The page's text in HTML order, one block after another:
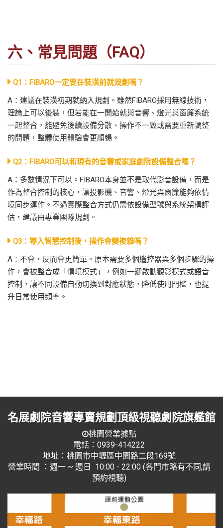
六、常見問題（FAQ）
Q1：FIBARO一定要在裝潢前就規劃嗎？
A：建議在裝潢初期就納入規劃。雖然FIBARO採用無線技術，
理論上可以後裝，但若能在一開始就與音響、燈光與窗簾系統
一起整合，能避免後續設備分散、操作不一致或需要重新調整
的問題，整體使用體驗會更順暢。
Q2：FIBARO可以和現有的音響或家庭劇院設備整合嗎？
A：多數情況下可以。FIBARO本身並不是取代影音設備，而是
作為整合控制的核心，讓投影機、音響、燈光與窗簾能夠依情
境同步運作。不過實際整合方式仍需依設備型號與系統架構評
估，建議由專業團隊規劃。
Q3：導入智慧控制後，操作會變複雜嗎？
A：不會，反而會更簡單。原本需要多個遙控器與多個步驟的操
作，會被整合成「情境模式」，例如一鍵啟動觀影模式或語音
控制，讓不同設備自動切換到對應狀態，降低使用門檻，也提
升日常使用頻率。
名展劇院音響專賣規劃頂級視聽劇院旗艦館
桃園營業據點
電話：0939-414222
地址：桃園市中壢區中園路二段169號
營業時間 ：週一 ~ 週日 10:00 - 22:00 (各門市略有不同,請
預約視聽)